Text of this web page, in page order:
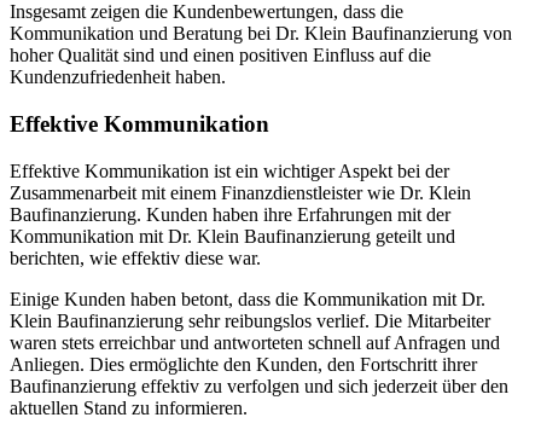
Insgesamt zeigen die Kundenbewertungen, dass die
Kommunikation und Beratung bei Dr. Klein Baufinanzierung von
hoher Qualität sind und einen positiven Einfluss auf die
Kundenzufriedenheit haben.
Effektive Kommunikation
Effektive Kommunikation ist ein wichtiger Aspekt bei der
Zusammenarbeit mit einem Finanzdienstleister wie Dr. Klein
Baufinanzierung. Kunden haben ihre Erfahrungen mit der
Kommunikation mit Dr. Klein Baufinanzierung geteilt und
berichten, wie effektiv diese war.
Einige Kunden haben betont, dass die Kommunikation mit Dr.
Klein Baufinanzierung sehr reibungslos verlief. Die Mitarbeiter
waren stets erreichbar und antworteten schnell auf Anfragen und
Anliegen. Dies ermöglichte den Kunden, den Fortschritt ihrer
Baufinanzierung effektiv zu verfolgen und sich jederzeit über den
aktuellen Stand zu informieren.